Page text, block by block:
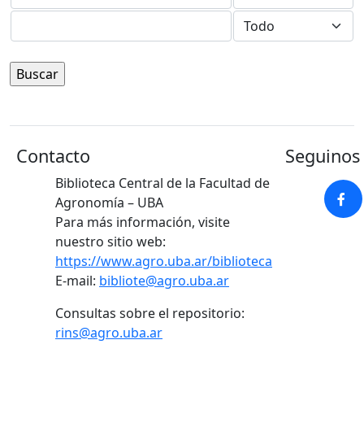
Contacto
Biblioteca Central de la Facultad de
Agronomía – UBA
Para más información, visite
nuestro sitio web:
https://www.agro.uba.ar/biblioteca
E-mail: bibliote@agro.uba.ar
Consultas sobre el repositorio:
rins@agro.uba.ar